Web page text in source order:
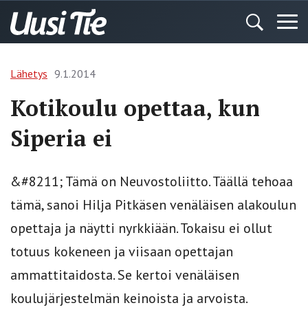
Lähetys 9.1.2014
Kotikoulu opettaa, kun
Siperia ei
&#8211; Tämä on Neuvostoliitto. Täällä tehoaa
tämä, sanoi Hilja Pitkäsen venäläisen alakoulun
opettaja ja näytti nyrkkiään. Tokaisu ei ollut
totuus kokeneen ja viisaan opettajan
ammattitaidosta. Se kertoi venäläisen
koulujärjestelmän keinoista ja arvoista.